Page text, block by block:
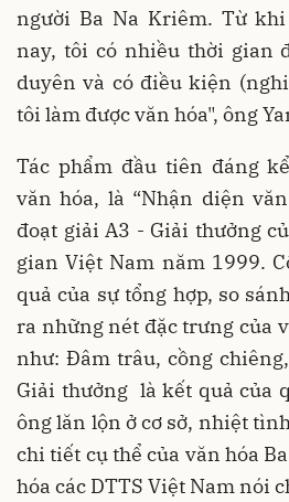
người Ba Na Kriêm. Từ
nay, tôi có nhiều thời gian
duyên và có điều kiện
tôi làm được văn hóa", ông
Tác phẩm đầu tiên đáng
văn hóa, là “Nhận diện
đoạt giải A3 - Giải thưởng
gian Việt Nam năm 1999.
quả của sự tổng hợp, so
ra những nét đặc trưng của
như: Đâm trâu, cồng
Giải thưởng là kết quả của
ông lăn lộn ở cơ sở, nhiệt
chi tiết cụ thể của văn hóa
hóa các DTTS Việt Nam nói